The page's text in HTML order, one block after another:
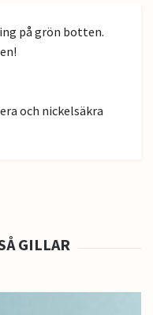
på grön botten.
och nickelsäkra